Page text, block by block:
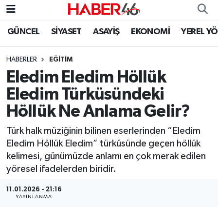
GÜNCEL SİYASET ASAYİŞ EKONOMİ YEREL
HABERLER EĞİTİM
Eledim Eledim Höllük
Eledim Türküsündeki
Höllük Ne Anlama Gelir?
Türk halk müziğinin bilinen eserlerinden “Eledim
Eledim Höllük Eledim” türküsünde geçen höllük
kelimesi, günümüzde anlamı en çok merak edilen
yöresel ifadelerden biridir.
11.01.2026 - 21:16
YAYINLANMA
GÜNCEL
SİYASET
EKONOMİ
SPOR
YAŞAM
TEKNOLOJİ
SAĞLIK
Nöbetçi Eczaneler
Hava Durumu
Kahramanmaraş Namaz Vakitleri
Trafik Durumu
Süper Lig Puan Durumu ve Fikstür
Tüm Manşetler
Son Dakika Haberleri